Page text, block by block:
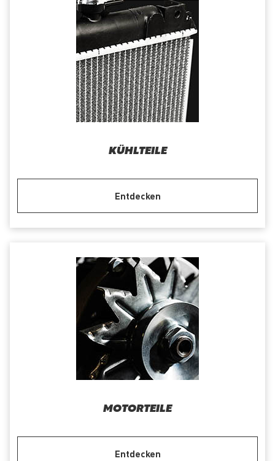
KÜHLTEILE
Entdecken
MOTORTEILE
Entdecken